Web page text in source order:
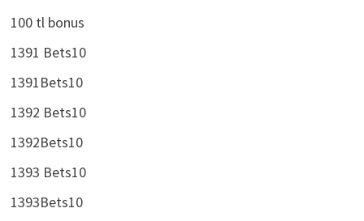
100 tl bonus
1391 Bets10
1391Bets10
1392 Bets10
1392Bets10
1393 Bets10
1393Bets10